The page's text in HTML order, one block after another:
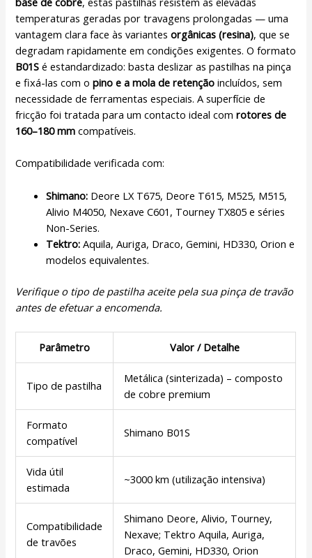
temperaturas geradas por travagens prolongadas — uma
vantagem clara face às variantesorgânicas (resina), que se
degradam rapidamente em condições exigentes. O formato
B01S é estandardizado: basta deslizar as pastilhas na pinça
e fixá-las com opino e a mola de retenção incluídos, sem
necessidade de ferramentas especiais. A superfície de
fricção foi tratada para um contacto ideal comrotores de
160–180 mm compatíveis.
Compatibilidade verificada com:
Shimano: Deore LX T675, Deore T615, M525, M515,
Alivio M4050, Nexave C601, Tourney TX805 e séries
Non-Series.
Tektro: Aquila, Auriga, Draco, Gemini, HD330, Orion e
modelos equivalentes.
Verifique o tipo de pastilha aceite pela sua pinça de travão
antes de efetuar a encomenda.
Parâmetro Valor / Detalhe
Tipo de pastilha
Metálica (sinterizada) – composto
de cobre premium
Formato
compatível
Shimano B01S
Vida útil
estimada
~3000 km (utilização intensiva)
Compatibilidade
de travões
Shimano Deore, Alivio, Tourney,
Nexave; Tektro Aquila, Auriga,
Draco, Gemini, HD330, Orion